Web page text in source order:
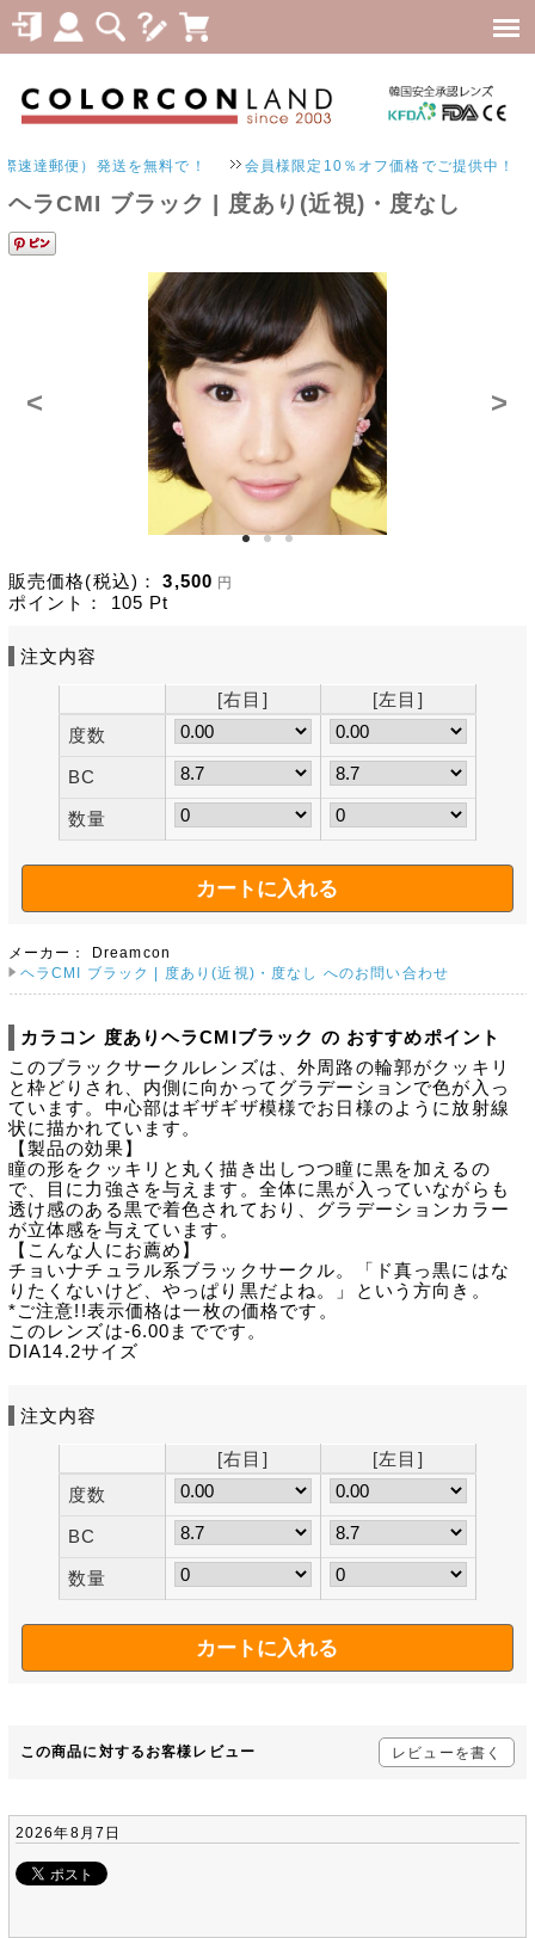
郵便）発送を無料で！ 会員様限定10％オフ価格でご提供中！
ヘラCMI ブラック | 度あり(近視)・度なし
< >
販売価格(税込)： 3,500 円
ポイント： 105 Pt
注文内容
[右目]
[左目]
度数
BC
数量
メーカー：
Dreamcon
ヘラCMI ブラック | 度あり(近視)・度なし へのお問い合わせ
カラコン 度ありヘラCMIブラック の おすすめポイント
このブラックサークルレンズは、外周路の輪郭がクッキリ
と枠どりされ、内側に向かってグラデーションで色が入っ
ています。中心部はギザギザ模様でお日様のように放射線
状に描かれています。
【製品の効果】
瞳の形をクッキリと丸く描き出しつつ瞳に黒を加えるの
で、目に力強さを与えます。全体に黒が入っていながらも
透け感のある黒で着色されており、グラデーションカラー
が立体感を与えています。
【こんな人にお薦め】
チョいナチュラル系ブラックサークル。「ド真っ黒にはな
りたくないけど、やっぱり黒だよね。」という方向き。
*ご注意!!表示価格は一枚の価格です。
このレンズは-6.00までです。
DIA14.2サイズ
注文内容
[右目]
[左目]
度数
BC
数量
この商品に対するお客様レビュー レビューを書く
2026年8月7日